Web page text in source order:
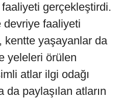
gerçekleştirdi.
faaliyeti
kentte yaşayanlar da
yeleleri örülen
atlar ilgi odağı
paylaşılan atların